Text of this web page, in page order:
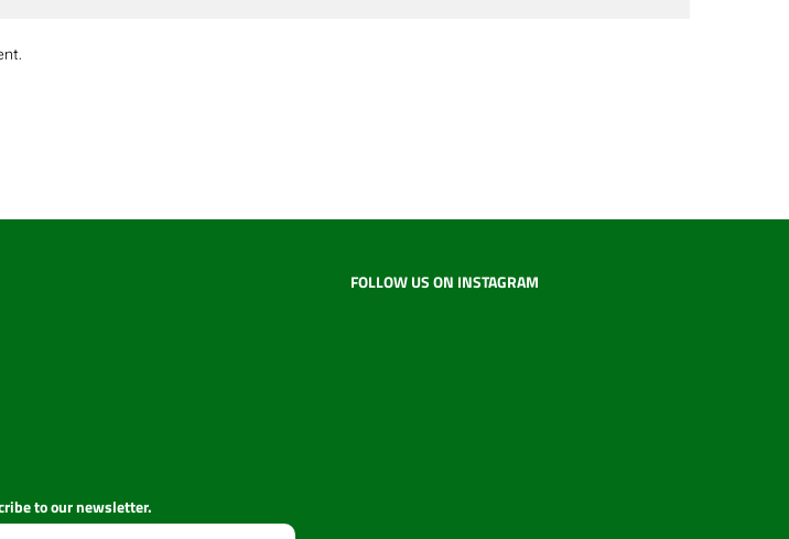
to our newsletter.
FOLLOW US ON INSTAGRAM